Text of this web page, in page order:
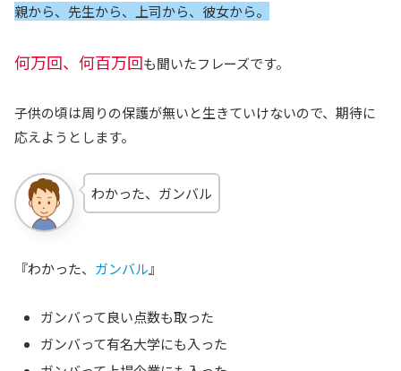
親から、先生から、上司から、彼女から。
何万回、何百万回も聞いたフレーズです。
子供の頃は周りの保護が無いと生きていけないので、期待に
応えようとします。
わかった、ガンバル
『わかった、 ガンバル』
ガンバって良い点数も取った
ガンバって有名大学にも入った